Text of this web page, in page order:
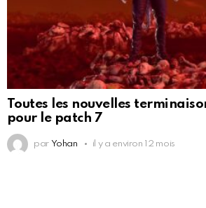
Toutes les nouvelles
pour le patch 7
par Yohan il y a environ 12 mois